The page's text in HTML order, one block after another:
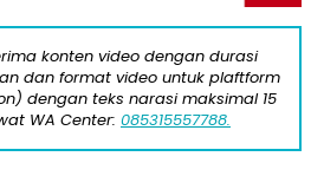
konten video dengan durasi
dan format video untuk plaftform
dengan teks narasi maksimal 15
WA Center: 085315557788.